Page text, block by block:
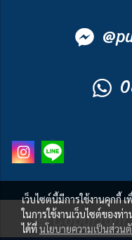
@
© Copyright
เว็บไซต์นี้มีการใช้งานคุกกี้
ในการใช้งานเว็บไซต์ของท่
ได้ที่นโยบายความเป็นส่วน